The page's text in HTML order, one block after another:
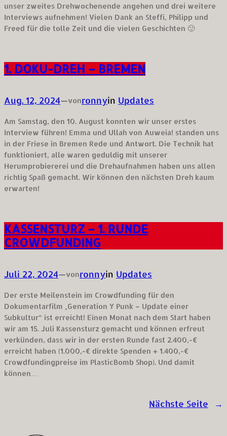
unser zweites Drehwochenende angehen und drei weitere
Interviews aufnehmen! Vielen Dank an Steffi, Philipp und
Freed für die tolle Zeit und die vielen Geschichten 🙂
1. DOKU-DREH – BREMEN
Aug. 12, 2024—vonronnyin Updates
Am Samstag, den 10. August konnten wir unser erstes
Interview führen! Emma und Ullah von Auweia! standen uns
in der Friese in Bremen Rede und Antwort. Die Technik hat
funktioniert, alle waren geduldig mit unserer
Herumprobiererei und die Drehaufnahmen haben uns allen
richtig Spaß gemacht. Wir können den nächsten Dreh kaum
erwarten!
KASSENSTURZ – 1. RUNDE
CROWDFUNDING
Juli 22, 2024—vonronnyin Updates
Der erste Meilenstein im Crowdfunding für den
Dokumentarfilm „Generation Y Punk – Update einer
Subkultur“ ist erreicht! Einen Monat nach dem Start haben
wir am 15. Juli Kassensturz gemacht und können erfreut
verkünden, dass wir in der ersten Runde fast 2.400,-€
erreicht haben (1.000,-€ direkte Spenden + 1.400,-€
Crowdfundingpreise im PlasticBomb Shop). Und damit
können…
Nächste Seite →